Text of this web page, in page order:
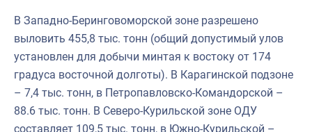
В Западно-Беринговоморской зоне разрешено
выловить 455,8 тыс. тонн (общий допустимый улов
установлен для добычи минтая к востоку от 174
градуса восточной долготы). В Карагинской подзоне
– 7,4 тыс. тонн, в Петропавловско-Командорской –
88.6 тыс. тонн. В Северо-Курильской зоне ОДУ
составляет 109,5 тыс. тонн, в Южно-Курильской –